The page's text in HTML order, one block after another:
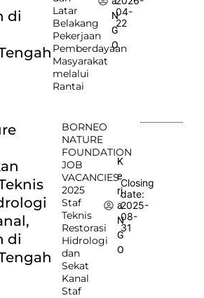
di
Latar
Belakang
Pekerjaan
Pemberdayaan
Masyarakat
melalui
Rantai
N
G
O
04-
22
di
BORNEO
NATURE
FOUNDATION
JOB
VACANCIES
2025
Staf
Teknis
Restorasi
Hidrologi
dan
Sekat
Kanal
Staf
K
e
rj
a
N
G
O
Closing
date:
2025-
08-
31